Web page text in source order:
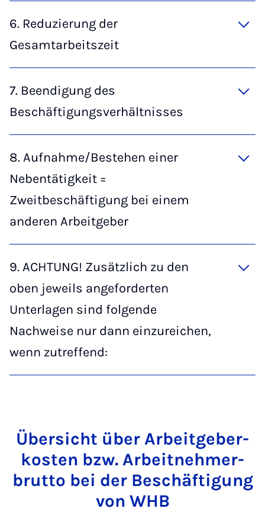
6. Reduzierung der
Gesamtarbeitszeit
7. Beendigung des
Beschäftigungsverhältnisses
8. Aufnahme/Bestehen einer
Nebentätigkeit =
Zweitbeschäftigung bei einem
anderen Arbeitgeber
9. ACHTUNG! Zusätzlich zu den
oben jeweils angeforderten
Unterlagen sind folgende
Nachweise nur dann einzureichen,
wenn zutreffend:
Über­sicht über Ar­beit­ge­ber­
kos­ten bzw. Ar­beit­neh­mer­
brut­to bei der Be­schäf­ti­gung
von WHB